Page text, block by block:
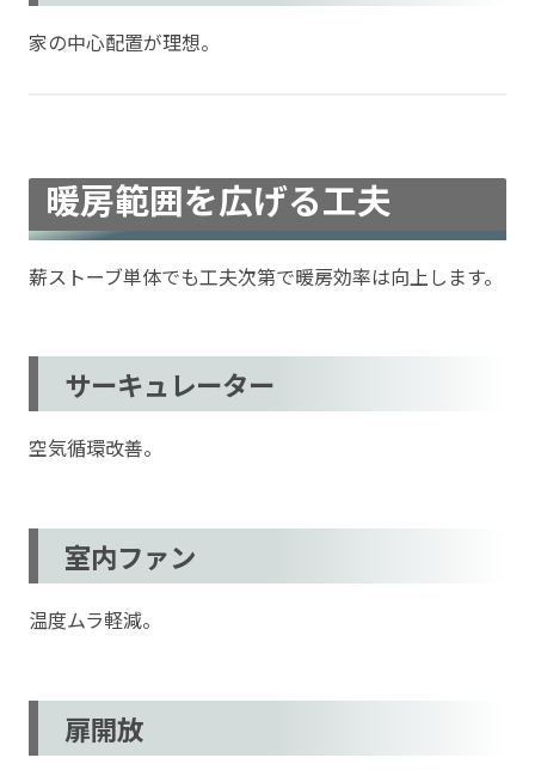
家の中心配置が理想。
暖房範囲を広げる工夫
薪ストーブ単体でも工夫次第で暖房効率は向上します。
サーキュレーター
空気循環改善。
室内ファン
温度ムラ軽減。
扉開放